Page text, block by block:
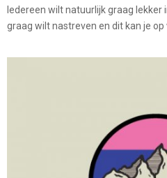
Iedereen wilt natuurlijk graag lekker
graag wilt nastreven en dit kan je